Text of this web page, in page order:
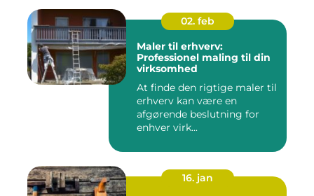
02. feb
Maler til erhverv:
Professionel maling til din
virksomhed
At finde den rigtige maler til
erhverv kan være en
afgørende beslutning for
enhver virk...
16. jan